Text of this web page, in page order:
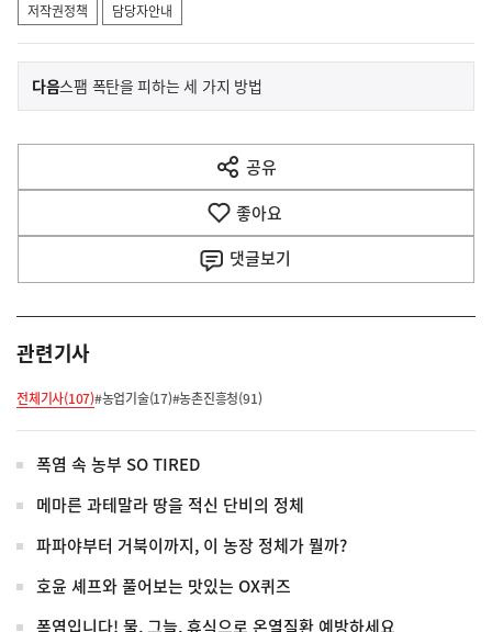
저작권정책
담당자안내
이
전
다
음
다음기
사
스팸 폭탄을 피하는 세 가지 방법
공유
열
기
좋아요
댓글보기
관련기사
전체기사(107)#농업기술(17)#농촌진흥청(91)
폭염 속 농부 SO TIRED
메마른 과테말라 땅을 적신 단비의 정체
파파야부터 거북이까지, 이 농장 정체가 뭘까?
호윤 셰프와 풀어보는 맛있는 OX퀴즈
폭염입니다! 물, 그늘, 휴식으로 온열질환 예방하세요